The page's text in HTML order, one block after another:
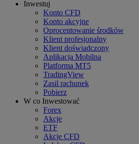
Inwestuj
Konto CFD
Konto akcyjne
Oprocentowanie środków
Klient profesjonalny
Klient doświadczony
Aplikacja Mobilna
Platforma MT5
TradingView
Zasil rachunek
Pobierz
W co Inwestować
Forex
Akcje
ETF
Akcje CFD